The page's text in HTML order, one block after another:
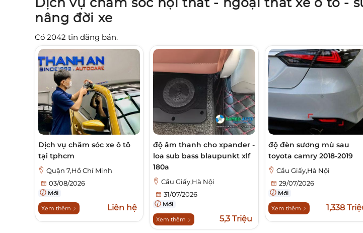
nâng đời xe
Có 2042 tin đăng bán.
Dịch vụ chăm sóc xe ô tô
tại tphcm
Quận 7,Hồ Chí Minh
03/08/2026
Mới
Xem thêm Liên hệ
độ âm thanh cho xpander -
loa sub bass blaupunkt xlf
180a
Cầu Giấy,Hà Nội
31/07/2026
Mới
Xem thêm 5,3 Triệu
độ đèn sương mù sau
toyota camry 2018-2019
Cầu Giấy,Hà Nội
29/07/2026
Mới
Xem thêm 1,338